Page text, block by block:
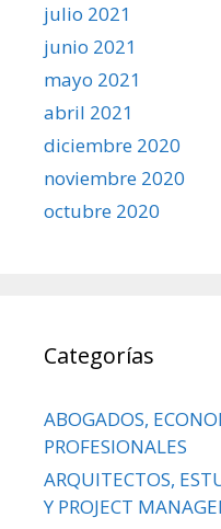
julio 2021
junio 2021
mayo 2021
abril 2021
diciembre 2020
noviembre 2020
octubre 2020
Categorías
ABOGADOS,
PROFESIONALES
ARQUITECTOS,
Y PROJECT